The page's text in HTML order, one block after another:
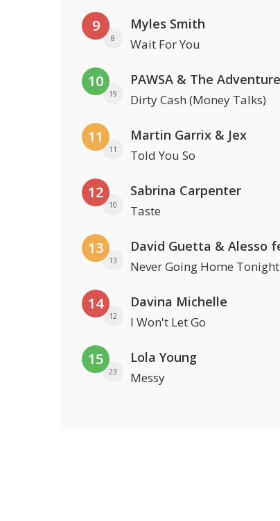
9
8
Myles Smith
Wait For You
10
19 Dirty Cash (Money Talks)
11
11
Martin Garrix & Jex
Told You So
12
10
Sabrina Carpenter
Taste
13
13 Never Going Home Tonight
14
12
Davina Michelle
I Won't Let Go
15
23
Lola Young
Messy